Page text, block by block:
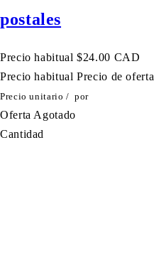
postales
Precio habitual $24.00 CAD
Precio habitual Precio de oferta
Precio unitario / por
Oferta Agotado
Cantidad